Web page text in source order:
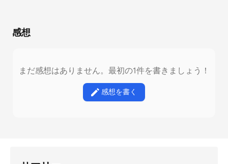
感想
まだ感想はありません。最初の1件を書きましょう！
感想を書く